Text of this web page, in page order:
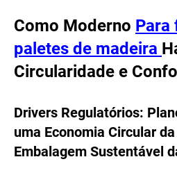
Como Moderno Para
paletes de madeira
Circularidade e
Drivers Regulatórios:
uma Economia Circular
Embalagem Sustentável